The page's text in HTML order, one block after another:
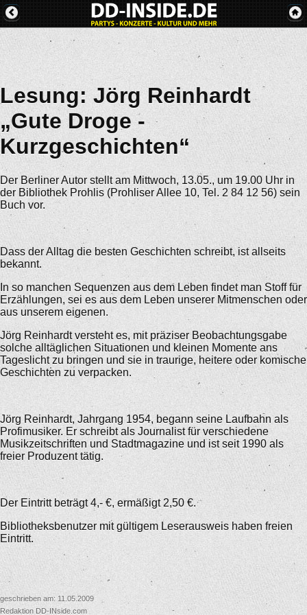
Lesung: Jörg Reinhardt
„Gute Droge -
Kurzgeschichten“
Der Berliner Autor stellt am Mittwoch, 13.05., um 19.00 Uhr in
der Bibliothek Prohlis (Prohliser Allee 10, Tel. 2 84 12 56) sein
Buch vor.
Dass der Alltag die besten Geschichten schreibt, ist allseits
bekannt.
In so manchen Sequenzen aus dem Leben findet man Stoff für
Erzählungen, sei es aus dem Leben unserer Mitmenschen oder
aus unserem eigenen.
Jörg Reinhardt versteht es, mit präziser Beobachtungsgabe
solche alltäglichen Situationen und kleinen Momente ans
Tageslicht zu bringen und sie in traurige, heitere oder komische
Geschichten zu verpacken.
Jörg Reinhardt, Jahrgang 1954, begann seine Laufbahn als
Profimusiker. Er schreibt als Journalist für verschiedene
Musikzeitschriften und Stadtmagazine und ist seit 1990 als
freier Produzent tätig.
Der Eintritt beträgt 4,- €, ermäßigt 2,50 €.
Bibliotheksbenutzer mit gültigem Leserausweis haben freien
Eintritt.
geschrieben am: 11.05.2009
Redaktion DD-INside.com